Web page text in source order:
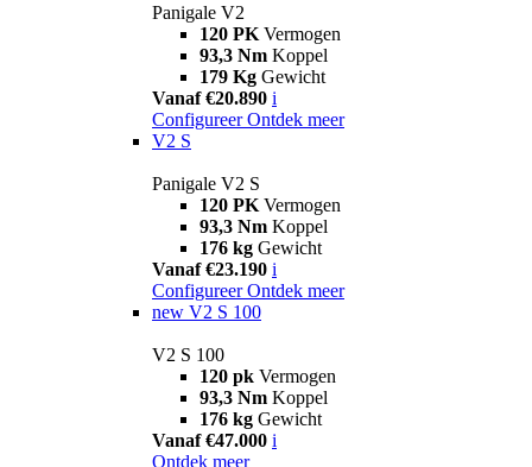
Panigale V2
120 PK Vermogen
93,3 Nm Koppel
179 Kg Gewicht
Vanaf €20.890 i
Configureer Ontdek meer
V2 S
Panigale V2 S
120 PK Vermogen
93,3 Nm Koppel
176 kg Gewicht
Vanaf €23.190 i
Configureer Ontdek meer
new V2 S 100
V2 S 100
120 pk Vermogen
93,3 Nm Koppel
176 kg Gewicht
Vanaf €47.000 i
Ontdek meer